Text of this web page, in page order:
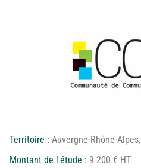
Territoire :Auvergne-Rhône-Alpes,
Montant de l'étude : 9 200 € HT